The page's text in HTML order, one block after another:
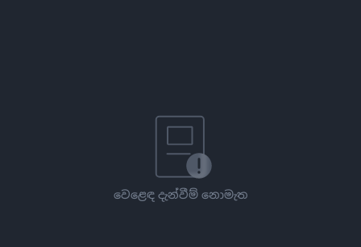
වෙළෙඳ දැන්වීම් නොමැත